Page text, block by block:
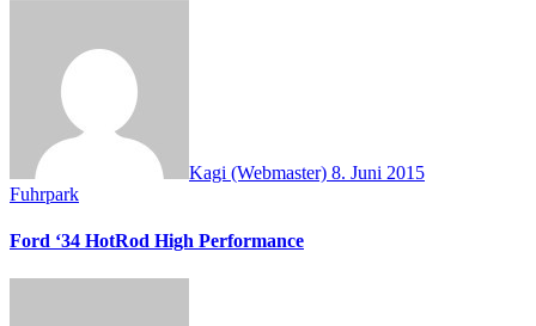
Kagi (Webmaster) 8. Juni 2015
Fuhrpark
Ford ‘34 HotRod High Performance